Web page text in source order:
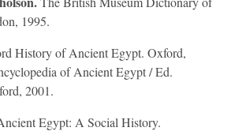
1995.
History of Ancient Egypt. Oxford,
of Ancient Egypt / Ed.
2001.
Egypt: A Social History.